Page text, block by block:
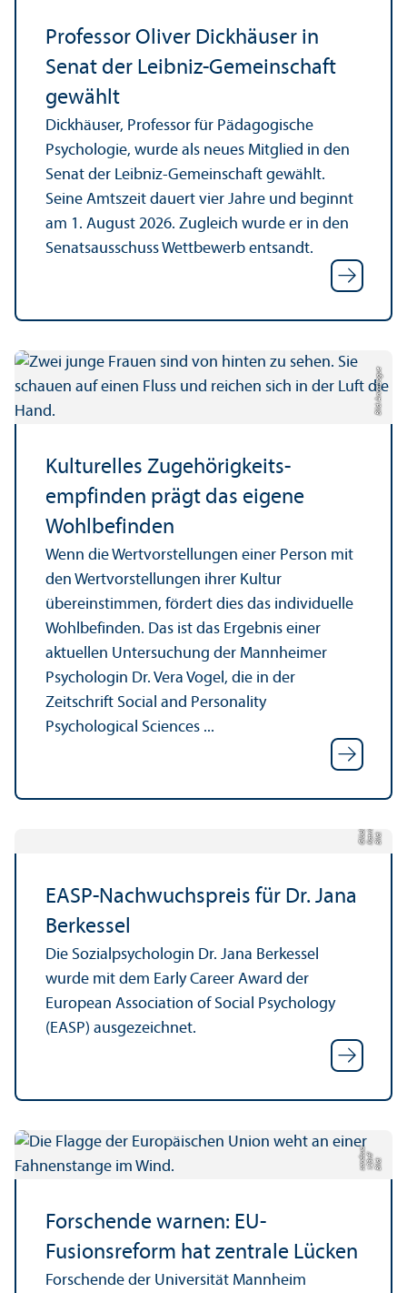
Professor Oliver Dickhäuser in
Senat der Leibniz-Gemeinschaft
gewählt
Dickhäuser, Professor für Pädagogische
Psychologie, wurde als neues Mitglied in den
Senat der Leibniz-Gemeinschaft gewählt.
Seine Amtszeit dauert vier Jahre und beginnt
am 1. August 2026. Zugleich wurde er in den
Senats­ausschuss Wettbewerb entsandt.
Bild: Anna Logue
Kulturelles Zugehörigkeits­
empfinden prägt das eigene
Wohlbefinden
Wenn die Wertvorstellungen einer Person mit
den Wertvorstellungen ihrer Kultur
übereinstimmen, fördert dies das individuelle
Wohlbefinden. Das ist das Ergebnis einer
aktuellen Unter­suchung der Mannheimer
Psychologin Dr. Vera Vogel, die in der
Zeitschrift Social and Personality
Psychological Sciences ...
Bil
d:
K
a
t
ri
nGl
ü
c
kle
r
EASP-Nachwuchspreis für Dr. Jana
Berkessel
Die Sozialpsychologin Dr. Jana Berkessel
wurde mit dem Early Career Award der
European Association of Social Psychology
(EASP) ausgezeichnet.
Bil
d:
1
2
3
rf
/
sandsua
Forschende warnen: EU-
Fusionsreform hat zentrale Lücken
Forschende der Universität Mannheim